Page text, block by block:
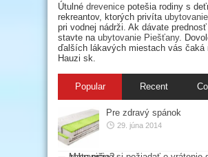
Útulné drevenice potešia rodiny s
rekreantov, ktorých privíta
pri vodnej nádrži. Ak dávate prednosť
stavte na ubytovanie Piešťany.
ďalších lákavých miestach vás čaká
Hauzi sk.
Popular Recent
Pre zdravý spánok
29. júna 2014